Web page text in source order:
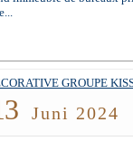
Juni 2024